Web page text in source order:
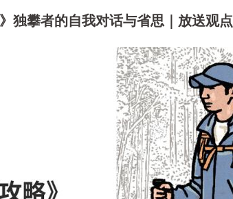
独攀者的自我对话与省思｜放送观点